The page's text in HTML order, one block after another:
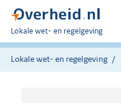
U
bent
hier:
Lokale wet- en regelgeving
Lokale wet- en regelgeving